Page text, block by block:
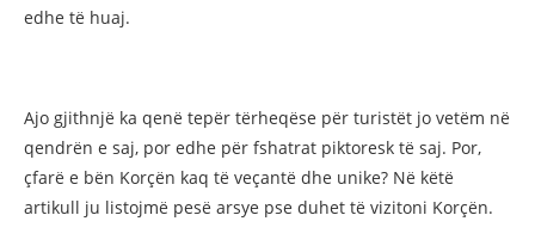
edhe të huaj.
Ajo gjithnjë ka qenë tepër tërheqëse për turistët jo vetëm në
qendrën e saj, por edhe për fshatrat piktoresk të saj. Por,
çfarë e bën Korçën kaq të veçantë dhe unike? Në këtë
artikull ju listojmë pesë arsye pse duhet të vizitoni Korçën.